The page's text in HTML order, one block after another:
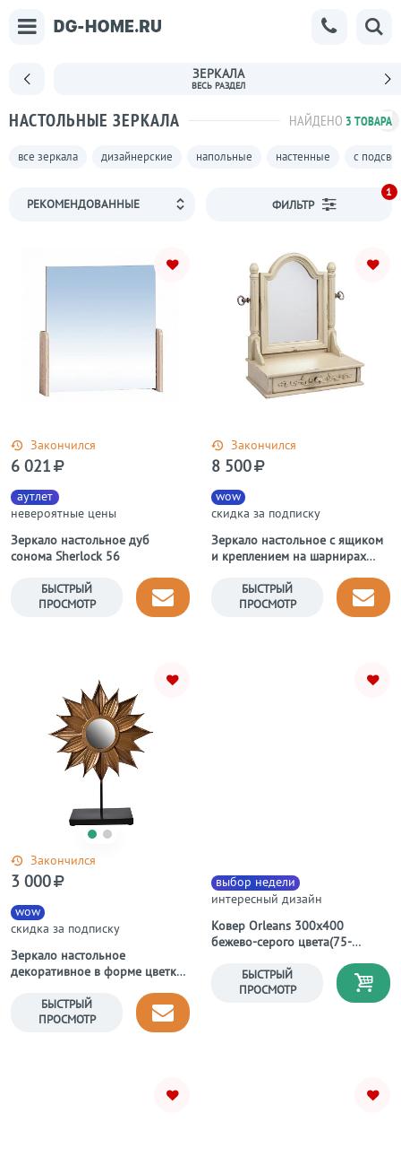
ЗЕРКАЛА
НАСТОЛЬНЫЕ ЗЕРКАЛА НАЙДЕНО 3 ТОВАРА
все зеркала дизайнерские напольные настенные с
ФИЛЬТР
1
Закончился
Зеркало настольное дуб
сонома Sherlock 56
аутлет
невероятные цены
6 021
БЫСТРЫЙ
ПРОСМОТР
Закончился
Зеркало настольное с ящиком
и креплением на шарнирах
wow
скидка за подписку
8 500
БЫСТРЫЙ
ПРОСМОТР
Закончился
Зеркало настольное
декоративное в форме цветка
wow
скидка за подписку
3 000
БЫСТРЫЙ
ПРОСМОТР
Ковер Orleans 300х400
бежево-серого цвета(75-
выбор недели
интересный дизайн
БЫСТРЫЙ
ПРОСМОТР